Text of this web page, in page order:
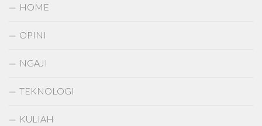
HOME
OPINI
NGAJI
TEKNOLOGI
KULIAH